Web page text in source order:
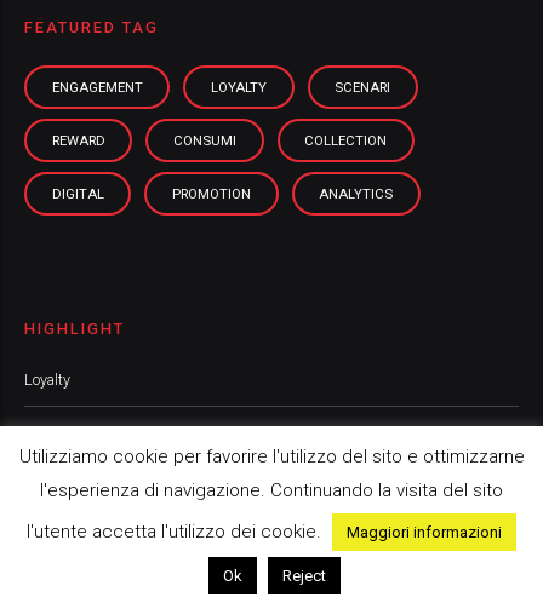
FEATURED TAG
ENGAGEMENT LOYALTY SCENARI
REWARD CONSUMI COLLECTION
DIGITAL PROMOTION ANALYTICS
HIGHLIGHT
Loyalty
Osservatori
Scenari
News
Utilizziamo cookie per favorire l'utilizzo del sito e ottimizzarne
l'esperienza di navigazione. Continuando la visita del sito
l'utente accetta l'utilizzo dei cookie.
Maggiori informazioni
Ok Reject